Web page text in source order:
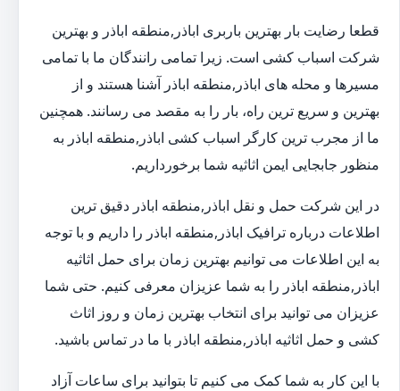
قطعا رضایت بار بهترین باربری اباذر,منطقه اباذر و بهترین
شرکت اسباب کشی است. زیرا تمامی رانندگان ما با تمامی
مسیرها و محله های اباذر,منطقه اباذر آشنا هستند و از
بهترین و سریع ترین راه، بار را به مقصد می رسانند. همچنین
ما از مجرب ترین کارگر اسباب کشی اباذر,منطقه اباذر به
منظور جابجایی ایمن اثاثیه شما برخورداریم.
در این شرکت حمل و نقل اباذر,منطقه اباذر دقیق ترین
اطلاعات درباره ترافیک اباذر,منطقه اباذر را داریم و با توجه
به این اطلاعات می توانیم بهترین زمان برای حمل اثاثیه
اباذر,منطقه اباذر را به شما عزیزان معرفی کنیم. حتی شما
عزیزان می توانید برای انتخاب بهترین زمان و روز اثاث
کشی و حمل اثاثیه اباذر,منطقه اباذر با ما در تماس باشید.
با این کار به شما کمک می کنیم تا بتوانید برای ساعات آزاد